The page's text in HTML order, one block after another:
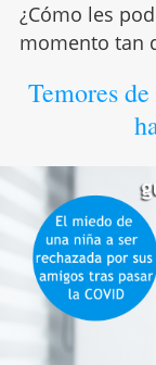
¿Cómo les
momento tan
Temores